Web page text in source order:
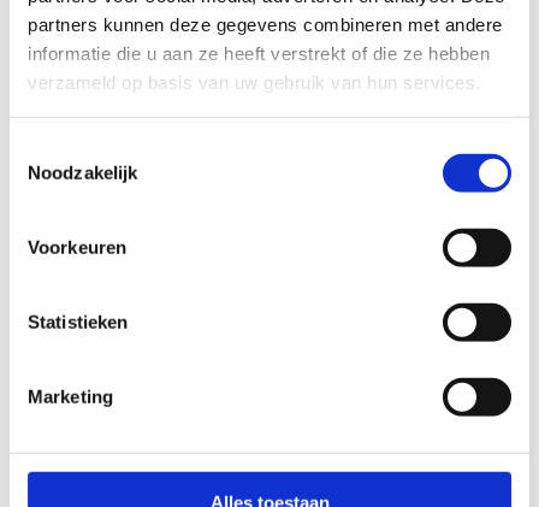
partners kunnen deze gegevens combineren met andere
informatie die u aan ze heeft verstrekt of die ze hebben
verzameld op basis van uw gebruik van hun services.
Noodzakelijk
Voorkeuren
Statistieken
Marketing
Alles toestaan
slecht goed
TECHNISCHE MOEILIJKHEIDSGRAAD
makkelijk
BEWEGWIJZERING
Routemeldpunt